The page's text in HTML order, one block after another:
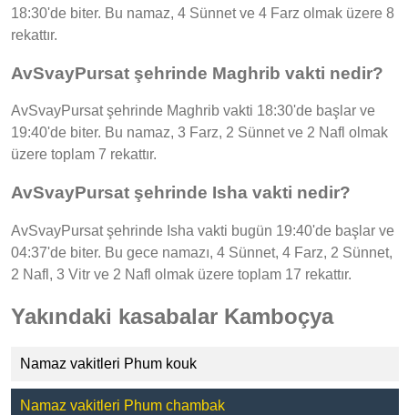
18:30'de biter. Bu namaz, 4 Sünnet ve 4 Farz olmak üzere 8
rekattır.
AvSvayPursat şehrinde Maghrib vakti nedir?
AvSvayPursat şehrinde Maghrib vakti 18:30'de başlar ve
19:40'de biter. Bu namaz, 3 Farz, 2 Sünnet ve 2 Nafl olmak
üzere toplam 7 rekattır.
AvSvayPursat şehrinde Isha vakti nedir?
AvSvayPursat şehrinde Isha vakti bugün 19:40'de başlar ve
04:37'de biter. Bu gece namazı, 4 Sünnet, 4 Farz, 2 Sünnet,
2 Nafl, 3 Vitr ve 2 Nafl olmak üzere toplam 17 rekattır.
Yakındaki kasabalar Kamboçya
Namaz vakitleri Phum kouk
Namaz vakitleri Phum chambak